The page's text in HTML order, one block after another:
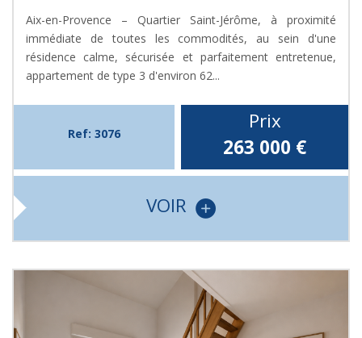
Aix-en-Provence – Quartier Saint-Jérôme, à proximité
immédiate de toutes les commodités, au sein d'une
résidence calme, sécurisée et parfaitement entretenue,
appartement de type 3 d'environ 62...
Ref: 3076
Prix
263 000 €
VOIR